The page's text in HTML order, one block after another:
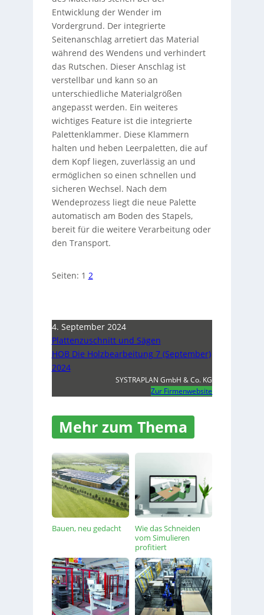
Entwicklung der Wender im
Vordergrund. Der integrierte
Seitenanschlag arretiert das Material
während des Wendens und verhindert
das Rutschen. Dieser Anschlag ist
verstellbar und kann so an
unterschiedliche Materialgrößen
angepasst werden. Ein weiteres
wichtiges Feature ist die integrierte
Palettenklammer. Diese Klammern
halten und heben Leerpaletten, die auf
dem Kopf liegen, zuverlässig an und
ermöglichen so einen schnellen und
sicheren Wechsel. Nach dem
Wendeprozess liegt die neue Palette
automatisch am Boden des Stapels,
bereit für die weitere Verarbeitung oder
den Transport.
Seiten: 1 2
4. September 2024
Plattenzuschnitt und Sägen
HOB Die Holzbearbeitung 7 (September)
2024
SYSTRAPLAN GmbH & Co. KG
Zur Firmenwebsite
Mehr zum Thema
Bauen, neu gedacht
Wie das Schneiden
vom Simulieren
profitiert